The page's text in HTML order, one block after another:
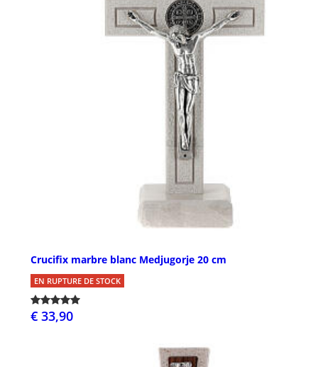
Crucifix marbre blanc Medjugorje 20 cm
EN RUPTURE DE STOCK
€ 33,90